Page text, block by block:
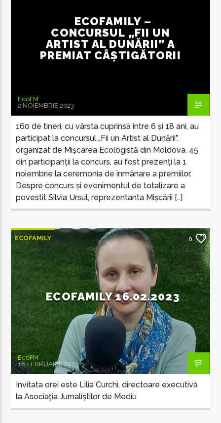
ECOFAMILY –
CONCURSUL „FII UN
ARTIST AL DUNĂRII” A
PREMIAT CÂȘTIGĂTORII
EcoFM
2 NOIEMBRIE 2023
160 de tineri, cu vârsta cuprinsă între 6 și 18 ani, au
participat la concursul „Fii un Artist al Dunării”,
organizat de Mișcarea Ecologistă din Moldova. 45
din participanții la concurs, au fost prezenți la 1
noiembrie la ceremonia de înmânare a premiilor.
Despre concurs și evenimentul de totalizare a
povestit Silvia Ursul, reprezentanta Mișcării […]
ECOFAMILY 0
ECOFAMILY 16.02.2023
EcoFM
16 FEBRUARIE 2023
Invitata orei este Lilia Curchi, directoare executivă
la Asociația Jurnaliștilor de Mediu